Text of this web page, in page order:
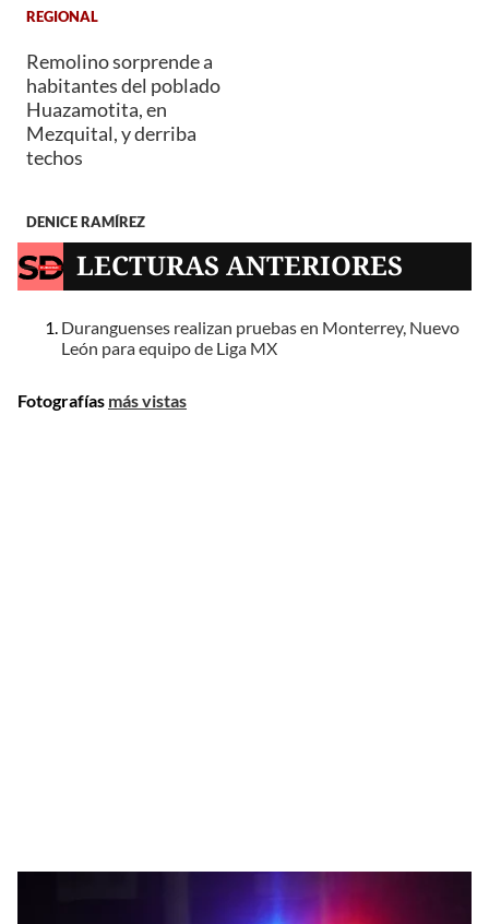
REGIONAL
Remolino sorprende a
habitantes del poblado
Huazamotita, en
Mezquital, y derriba
techos
DENICE RAMÍREZ
LECTURAS ANTERIORES
Duranguenses realizan pruebas en Monterrey, Nuevo
León para equipo de Liga MX
Fotografías más vistas